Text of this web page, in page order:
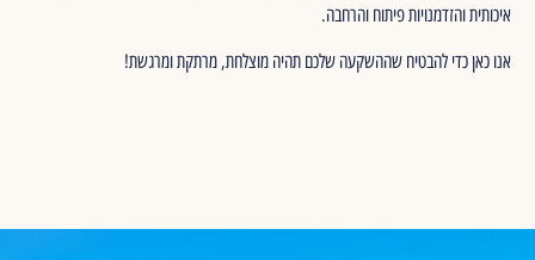
איכותית והזדמנויות פיתוח והרחבה.
אנו כאן כדי להבטיח שההשקעה שלכם תהיה מוצלחת, מרתקת ומרגשת!